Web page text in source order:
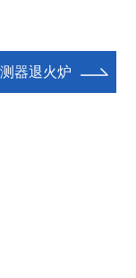
器退火炉